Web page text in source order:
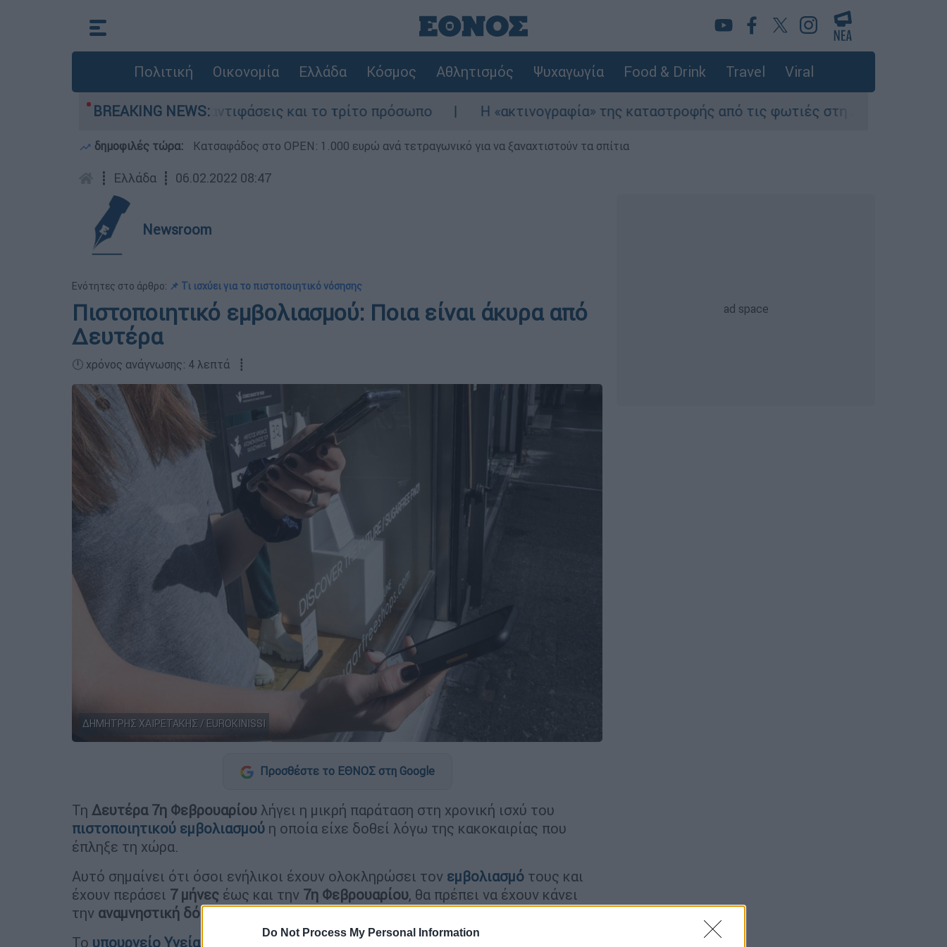
Do Not Process My Personal Information
Πολιτική Οικονομία Ελλάδα Κόσμος Αθλητισμός Ψυχαγωγία Food & Drink Travel Viral
BREAKING NEWS:
στην Κυψέλη: Οι αντιφάσεις και το τρίτο πρόσωπο Η «ακτινογραφία» της καταστροφής από τις φωτιές στη Δυτική Αττική - Οι
δημοφιλές τώρα: Κατσαφάδος στο OPEN: 1.000 ευρώ ανά τετραγωνικό για να ξαναχτιστούν τα σπίτια
┋ Ελλάδα ┋ 06.02.2022 08:47
Newsroom
Ενότητες στο άρθρο: 📌 Τι ισχύει για το πιστοποιητικό νόσησης
Πιστοποιητικό εμβολιασμού: Ποια είναι άκυρα από
Δευτέρα
🕛 χρόνος ανάγνωσης: 4 λεπτά ┋
ΔΗΜΗΤΡΗΣ ΧΑΙΡΕΤΑΚΗΣ / EUROKINISSI
Προσθέστε το ΕΘΝΟΣ στη Google
Τη Δευτέρα 7η Φεβρουαρίου λήγει η μικρή παράταση στη χρονική ισχύ του
πιστοποιητικού εμβολιασμού η οποία είχε δοθεί λόγω της κακοκαιρίας που
έπληξε τη χώρα.
Αυτό σημαίνει ότι όσοι ενήλικοι έχουν ολοκληρώσει τον εμβολιασμό τους και
έχουν περάσει 7 μήνες έως και την 7η Φεβρουαρίου, θα πρέπει να έχουν κάνει
την αναμνηστική δόση (τρίτη δόση), αλλιώς θα λογίζονται ωςανεμβολίαστοι.
Το υπουργείο Υγείας
ανακοίνωσε μικρή παράταση μιας εβδομάδας στη λήξη του